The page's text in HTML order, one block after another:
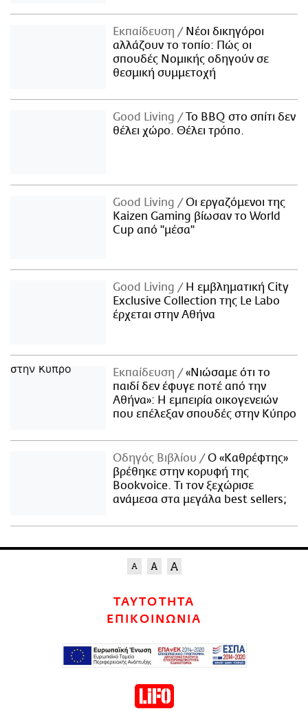
Εκπαίδευση
Νέοι δικηγόροι
αλλάζουν το τοπίο: Πώς οι
σπουδές Νομικής οδηγούν σε
θεσμική συμμετοχή
Good Living
Το BBQ στο σπίτι δεν
θέλει χώρο. Θέλει τρόπο.
Good Living
Οι εργαζόμενοι της
Kaizen Gaming βίωσαν το World
Cup από "μέσα"
Good Living
Η εμβληματική City
Exclusive Collection της Le Labo
έρχεται στην Αθήνα
Εκπαίδευση
«Νιώσαμε ότι το
παιδί δεν έφυγε ποτέ από την
Αθήνα»: Η εμπειρία οικογενειών
που επέλεξαν σπουδές στην Κύπρο
Οδηγός Βιβλίου
Ο «Καθρέφτης»
βρέθηκε στην κορυφή της
Bookvoice. Τι τον ξεχώρισε
ανάμεσα στα μεγάλα best sellers;
ΤΑΥΤΟΤΗΤΑ
ΕΠΙΚΟΙΝΩΝΙΑ